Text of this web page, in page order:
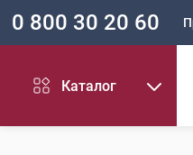
0 800 30 20 60
Каталог